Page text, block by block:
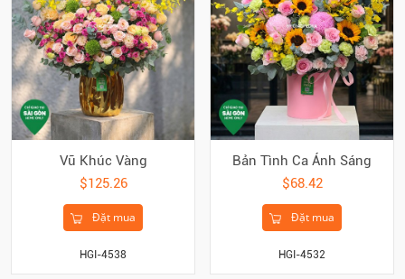
Vũ Khúc Vàng
$125.26
Đặt mua
HGI-4538
Bản Tình Ca Ánh Sáng
$68.42
Đặt mua
HGI-4532